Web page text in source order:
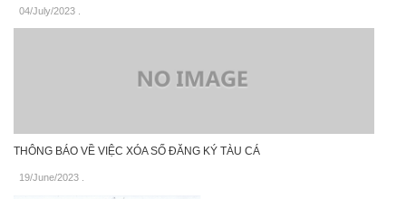
04/July/2023
THÔNG BÁO VỀ VIỆC XÓA SỐ ĐĂNG KÝ TÀU CÁ
19/June/2023 .